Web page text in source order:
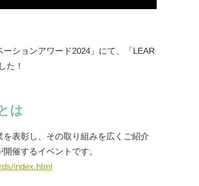
ションアワード2024」にて、「LEAR
た！
は
表彰し、その取り組みを広くご紹介
催するイベントです。
index.html